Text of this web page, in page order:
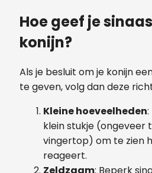
Hoe geef je
konijn?
Als je besluit om je konijn
te geven, volg dan deze
Kleine hoeveelheden
klein stukje
vingertop) om te zien
reageert.